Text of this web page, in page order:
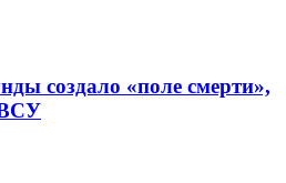
создало «поле смерти»,
ВСУ